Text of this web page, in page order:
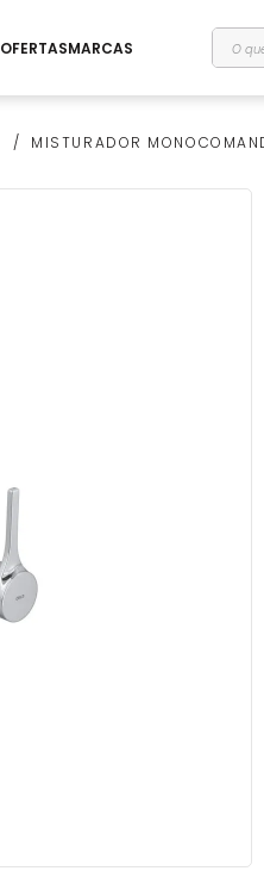
OFERTASMARCAS O
MISTURADOR